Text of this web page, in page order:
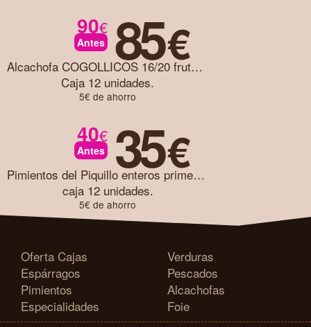
90€
Antes 85€ Alcachofa COGOLLICOS 16/20 frutos caja 12 unidades
Caja 12 unidades.
5€ de ahorro
40€
Antes 35€ Pimientos del Piquillo enteros primera caja 12 unidades
caja 12 unidades.
5€ de ahorro
Oferta Cajas
Espárragos
Pimientos
Especialidades
Verduras
Pescados
Alcachofas
Foie